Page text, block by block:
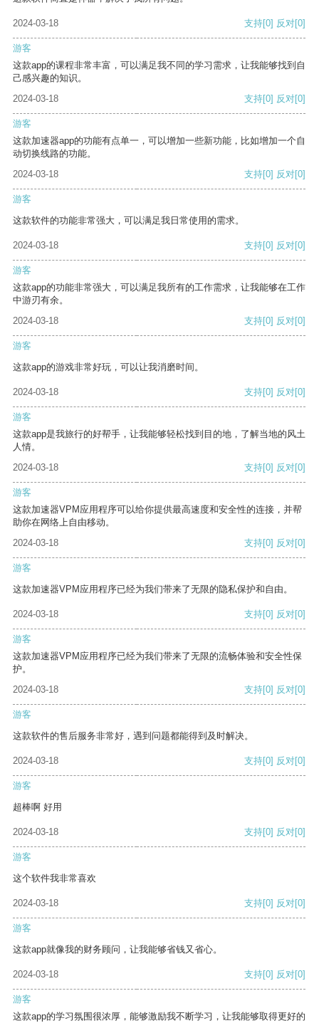
2024-03-18 支持[0] 反对[0]
游客
这款app的课程非常丰富，可以满足我不同的学习需求，让我能够找到自
己感兴趣的知识。
2024-03-18
支持[0] 反对[0]
游客
这款加速器app的功能有点单一，可以增加一些新功能，比如增加一个自
动切换线路的功能。
2024-03-18
支持[0] 反对[0]
游客
这款软件的功能非常强大，可以满足我日常使用的需求。
2024-03-18 支持[0] 反对[0]
游客
这款app的功能非常强大，可以满足我所有的工作需求，让我能够在工作
中游刃有余。
2024-03-18
支持[0] 反对[0]
游客
这款app的游戏非常好玩，可以让我消磨时间。
2024-03-18 支持[0] 反对[0]
游客
这款app是我旅行的好帮手，让我能够轻松找到目的地，了解当地的风土
人情。
2024-03-18
支持[0] 反对[0]
游客
这款加速器VPM应用程序可以给你提供最高速度和安全性的连接，并帮
助你在网络上自由移动。
2024-03-18
支持[0] 反对[0]
游客
这款加速器VPM应用程序已经为我们带来了无限的隐私保护和自由。
2024-03-18 支持[0] 反对[0]
游客
这款加速器VPM应用程序已经为我们带来了无限的流畅体验和安全性保
护。
2024-03-18
支持[0] 反对[0]
游客
这款软件的售后服务非常好，遇到问题都能得到及时解决。
2024-03-18 支持[0] 反对[0]
游客
超棒啊 好用
2024-03-18 支持[0] 反对[0]
游客
这个软件我非常喜欢
2024-03-18 支持[0] 反对[0]
游客
这款app就像我的财务顾问，让我能够省钱又省心。
2024-03-18 支持[0] 反对[0]
游客
这款app的学习氛围很浓厚，能够激励我不断学习，让我能够取得更好的